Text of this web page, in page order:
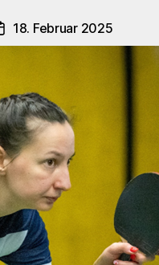
18. Februar 2025